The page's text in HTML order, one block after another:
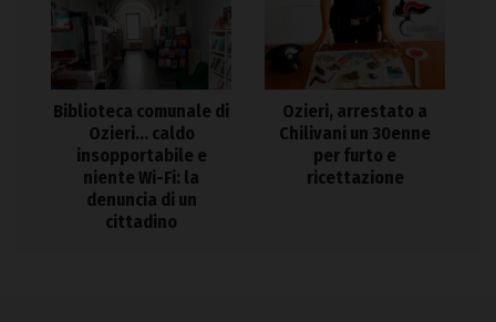
Biblioteca comunale di
Ozieri… caldo
insopportabile e
niente Wi-Fi: la
denuncia di un
cittadino
Ozieri, arrestato a
Chilivani un 30enne
per furto e
ricettazione